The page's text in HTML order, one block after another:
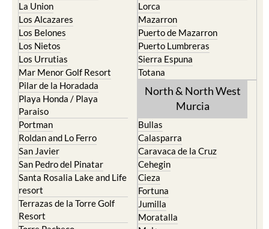
La Union
Los Alcazares
Los Belones
Los Nietos
Los Urrutias
Mar Menor Golf Resort
Pilar de la Horadada
Playa Honda / Playa
Paraiso
Portman
Roldan and Lo Ferro
San Javier
San Pedro del Pinatar
Santa Rosalia Lake and Life
resort
Terrazas de la Torre Golf
Resort
Lorca
Mazarron
Puerto de Mazarron
Puerto Lumbreras
Sierra Espuna
Totana
North & North West
Murcia
Bullas
Calasparra
Caravaca de la Cruz
Cehegin
Cieza
Fortuna
Jumilla
Moratalla